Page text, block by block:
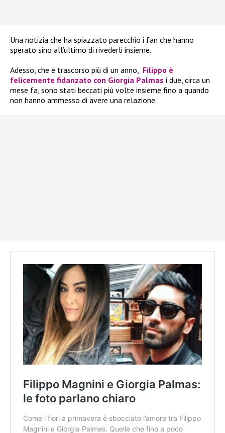
Una notizia che ha spiazzato parecchio i fan che hanno
sperato sino all’ultimo di rivederli insieme.
Adesso, che è trascorso più di un anno, Filippo è
felicemente fidanzato con Giorgia Palmas i due, circa un
mese fa, sono stati beccati più volte insieme fino a quando
non hanno ammesso di avere una relazione.